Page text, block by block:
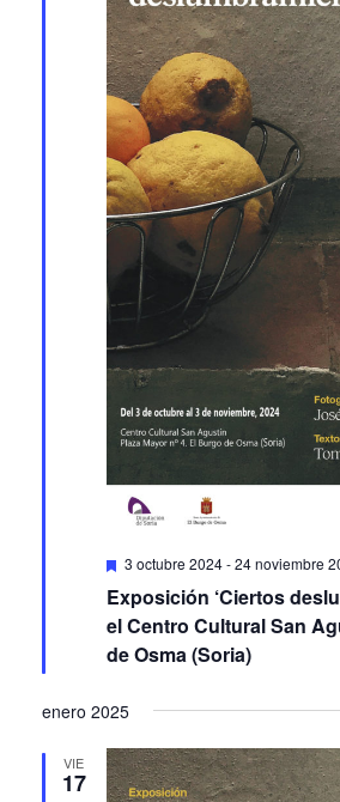
Featured
3 octubre 2024-24 noviembre
Exposición ‘Ciertos
el Centro Cultural San
de Osma (Soria)
enero 2025
VIE
17